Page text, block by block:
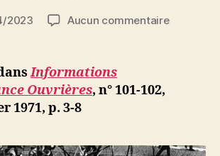
N
ji
2023 Aucun commentairesur
Informations
Ouvrières, n° 101-102,
1971, p. 3-8